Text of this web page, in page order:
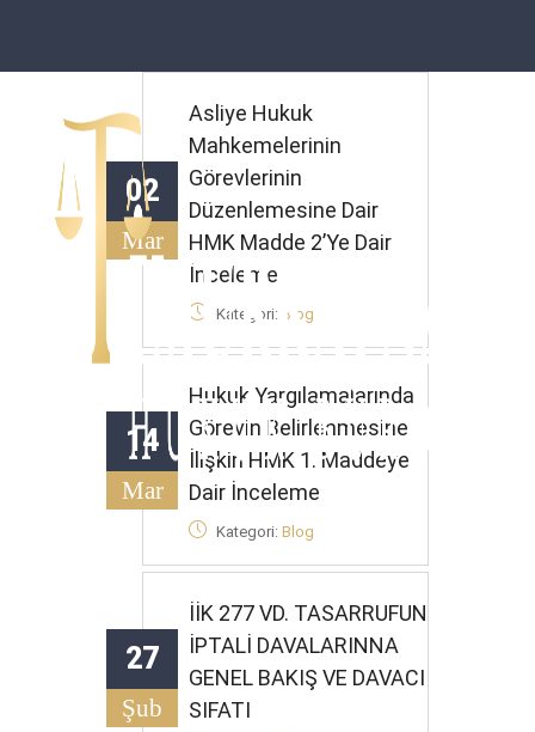
02
Mar
Asliye Hukuk
Mahkemelerinin
Görevlerinin
Düzenlemesine Dair
HMK Madde 2’ye Dair
İnceleme
Kategori: Blog
14
Mar
Hukuk Yargılamalarında
Görevin Belirlenmesine
İlişkin HMK 1. Maddeye
Dair İnceleme
Kategori: Blog
27
Şub
İİK 277 VD. TASARRUFUN
İPTALİ DAVALARINNA
GENEL BAKIŞ VE DAVACI
SIFATI